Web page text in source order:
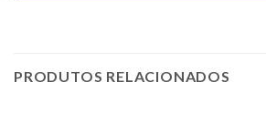
PRODUTOS RELACIONADOS